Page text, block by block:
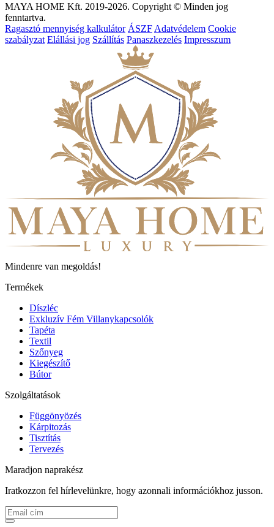
MAYA HOME Kft. 2019-2026. Copyright © Minden jog
fenntartva.
Ragasztó mennyiség kalkulátor ÁSZF Adatvédelem Cookie
szabályzat Elállási jog Szállítás Panaszkezelés Impresszum
Mindenre van megoldás!
Termékek
Díszléc
Exkluzív Fém Villanykapcsolók
Tapéta
Textil
Szőnyeg
Kiegészítő
Bútor
Szolgáltatások
Függönyözés
Kárpitozás
Tisztítás
Tervezés
Maradjon naprakész
Iratkozzon fel hírlevelünkre, hogy azonnali információkhoz jusson.